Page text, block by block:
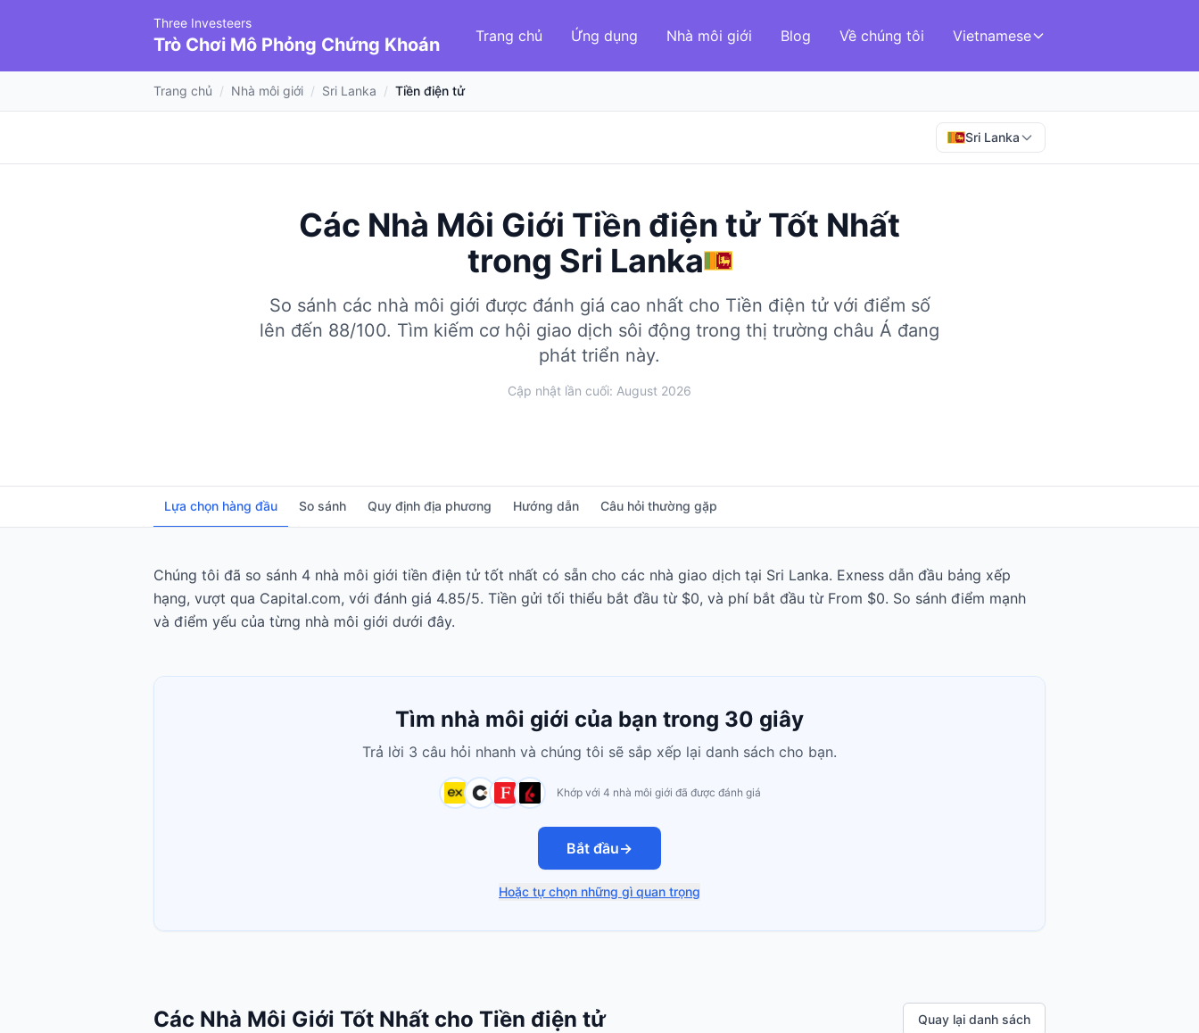
Three Investeers
Trò Chơi Mô Phỏng Chứng Khoán Trang chủ Ứng dụng Nhà môi giới Blog Về chúng tôi Vietnamese
Trang chủ / Nhà môi giới / Sri Lanka / Tiền điện tử
Sri Lanka
Các Nhà Môi Giới Tiền điện tử Tốt Nhất
trong Sri Lanka
So sánh các nhà môi giới được đánh giá cao nhất cho Tiền điện tử với điểm số
lên đến 88/100. Tìm kiếm cơ hội giao dịch sôi động trong thị trường châu Á đang
phát triển này.
Cập nhật lần cuối: August 2026
Lựa chọn hàng đầu So sánh Quy định địa phương Hướng dẫn Câu hỏi thường gặp
Chúng tôi đã so sánh 4 nhà môi giới tiền điện tử tốt nhất có sẵn cho các nhà giao dịch tại Sri Lanka. Exness dẫn đầu bảng xếp
hạng, vượt qua Capital.com, với đánh giá 4.85/5. Tiền gửi tối thiểu bắt đầu từ $0, và phí bắt đầu từ From $0. So sánh điểm mạnh
và điểm yếu của từng nhà môi giới dưới đây.
Tìm nhà môi giới của bạn trong 30 giây
Trả lời 3 câu hỏi nhanh và chúng tôi sẽ sắp xếp lại danh sách cho bạn.
Khớp với 4 nhà môi giới đã được đánh giá
Bắt đầu→
Hoặc tự chọn những gì quan trọng
Các Nhà Môi Giới Tốt Nhất cho Tiền điện tử Quay lại danh sách